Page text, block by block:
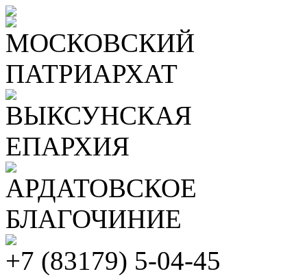
МОСКОВСКИЙ
ПАТРИАРХАТ
ВЫКСУНСКАЯ
ЕПАРХИЯ
АРДАТОВСКОЕ
БЛАГОЧИНИЕ
+7 (83179) 5-04-45